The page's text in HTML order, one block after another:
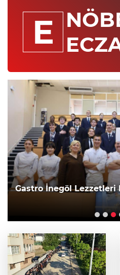
E
Gastro İnegöl Lezzetleri